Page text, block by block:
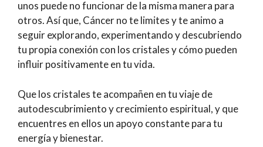
unos puede no funcionar de la misma manera para
otros. Así que, Cáncer no te limites y te animo a
seguir explorando, experimentando y descubriendo
tu propia conexión con los cristales y cómo pueden
influir positivamente en tu vida.
Que los cristales te acompañen en tu viaje de
autodescubrimiento y crecimiento espiritual, y que
encuentres en ellos un apoyo constante para tu
energía y bienestar.